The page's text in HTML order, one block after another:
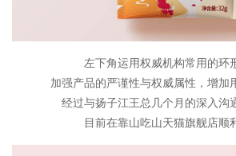
左下角运用权威机构常用的环
加强产品的严谨性与权威属性，增加
经过与扬子江王总几个月的深入沟
目前在靠山吃山天猫旗舰店顺